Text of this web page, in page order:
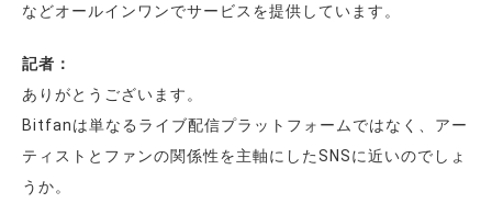
などオールインワンでサービスを提供しています。
記者：
ありがとうございます。
Bitfanは単なるライブ配信プラットフォームではなく、アー
ティストとファンの関係性を主軸にしたSNSに近いのでしょ
うか。